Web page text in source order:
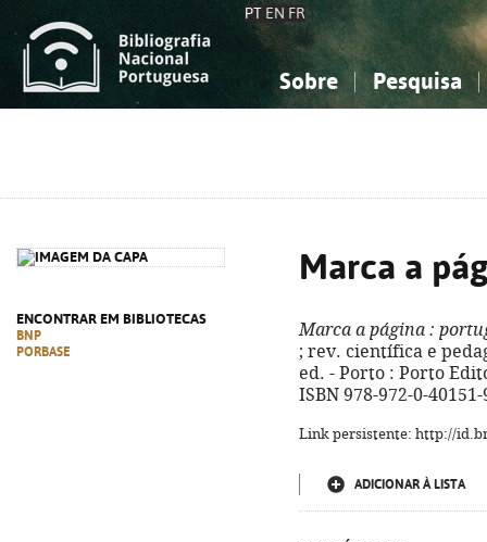
PT EN FR
Sobre Pesquisa
ENCONTRAR EM BIBLIOTECAS
BNP
PORBASE
Marca a
Marca a página :
; rev. científica e
ed. - Porto : Porto
ISBN 978-972-0-40151-
Link persistente: http://
ADICIONAR À LISTA